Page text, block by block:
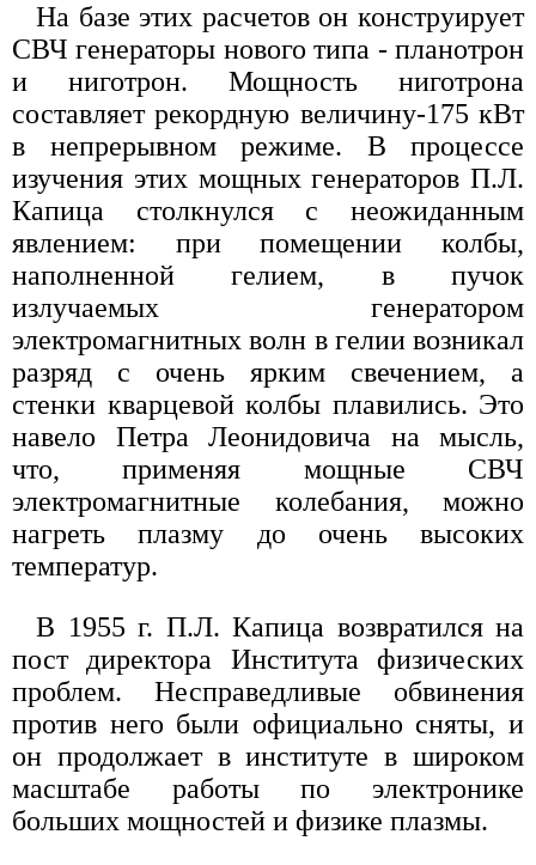
На базе этих расчетов он конструирует
СВЧ генераторы нового типа - планотрон
и ниготрон. Мощность ниготрона
составляет рекордную величину-175 кВт
в непрерывном режиме. В процессе
изучения этих мощных генераторов П.Л.
Капица столкнулся с неожиданным
явлением: при помещении колбы,
наполненной гелием, в пучок
излучаемых генератором
электромагнитных волн в гелии возникал
разряд с очень ярким свечением, а
стенки кварцевой колбы плавились. Это
навело Петра Леонидовича на мысль,
что, применяя мощные СВЧ
электромагнитные колебания, можно
нагреть плазму до очень высоких
температур.
В 1955 г. П.Л. Капица возвратился на
пост директора Института физических
проблем. Несправедливые обвинения
против него были официально сняты, и
он продолжает в институте в широком
масштабе работы по электронике
больших мощностей и физике плазмы.